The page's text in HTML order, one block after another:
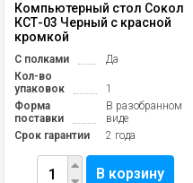
Компьютерный стол Сокол
КСТ-03 Черный с красной
кромкой
С полками
Да
Кол-во
упаковок
1
Форма
поставки
В разобранном
виде
Срок гарантии
2 года
В корзину